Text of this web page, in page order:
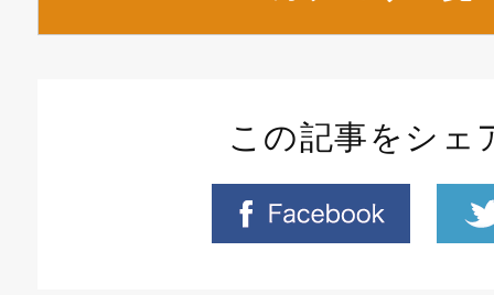
この記事をシェ